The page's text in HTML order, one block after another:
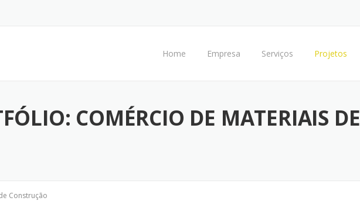
Home Empresa Serviços Projetos
COMÉRCIO DE MATERIAIS DE
Construção